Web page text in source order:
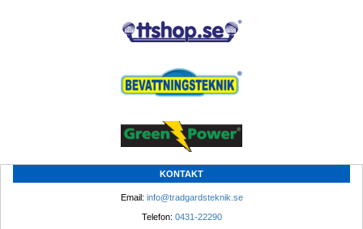
KONTAKT
Email: info@tradgardsteknik.se
Telefon: 0431-22290